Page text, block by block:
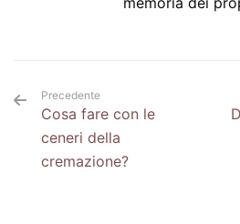
Precedente
Cosa fare con le
ceneri della
cremazione?